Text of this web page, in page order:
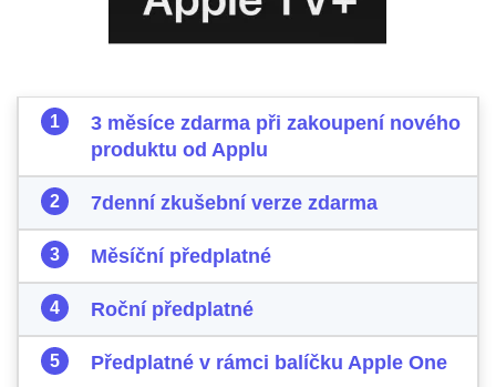
3 měsíce zdarma při zakoupení nového
produktu od Applu
7denní zkušební verze zdarma
Měsíční předplatné
Roční předplatné
Předplatné v rámci balíčku Apple One